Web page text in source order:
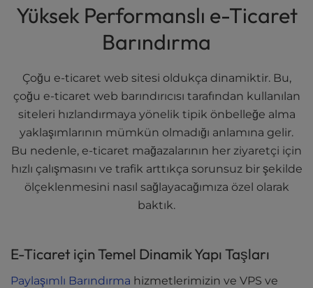
Yüksek Performanslı e-Ticaret
Barındırma
Çoğu e-ticaret web sitesi oldukça dinamiktir. Bu,
çoğu e-ticaret web barındırıcısı tarafından kullanılan
siteleri hızlandırmaya yönelik tipik önbelleğe alma
yaklaşımlarının mümkün olmadığı anlamına gelir.
Bu nedenle, e-ticaret mağazalarının her ziyaretçi için
hızlı çalışmasını ve trafik arttıkça sorunsuz bir şekilde
ölçeklenmesini nasıl sağlayacağımıza özel olarak
baktık.
E-Ticaret için Temel Dinamik Yapı Taşları
Paylaşımlı Barındırma hizmetlerimizin ve VPS ve